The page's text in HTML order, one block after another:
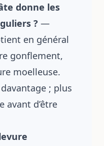
donne les
? —
en général
gonflement,
moelleuse.
; plus
avant d’être